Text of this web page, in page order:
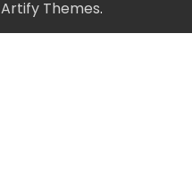
Artify Themes.